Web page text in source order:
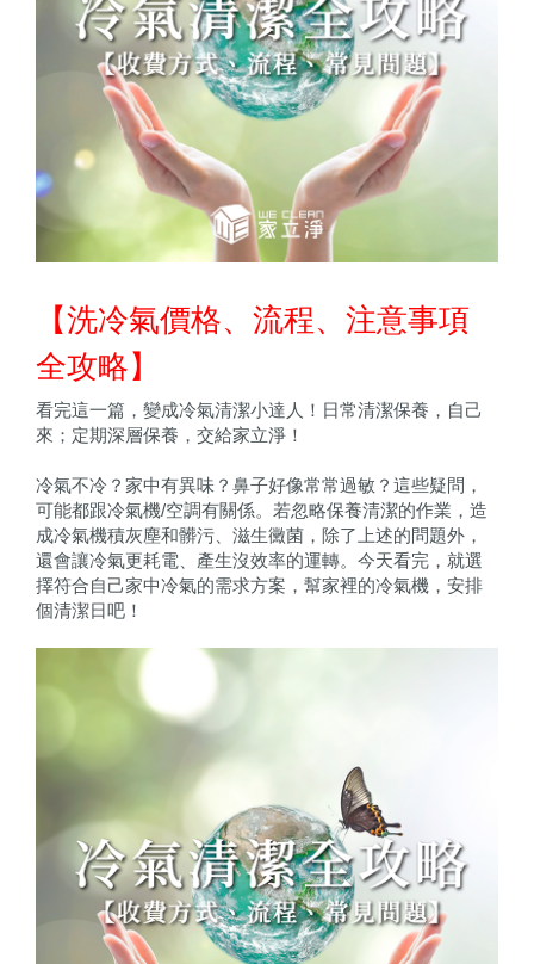
【洗冷氣價格、流程、注意事項
全攻略】
看完這一篇，變成冷氣清潔小達人！日常清潔保養，自己
來；定期深層保養，交給家立淨！
冷氣不冷？家中有異味？鼻子好像常常過敏？這些疑問，
可能都跟冷氣機/空調有關係。若忽略保養清潔的作業，造
成冷氣機積灰塵和髒污、滋生黴菌，除了上述的問題外，
還會讓冷氣更耗電、產生沒效率的運轉。今天看完，就選
擇符合自己家中冷氣的需求方案，幫家裡的冷氣機，安排
個清潔日吧！